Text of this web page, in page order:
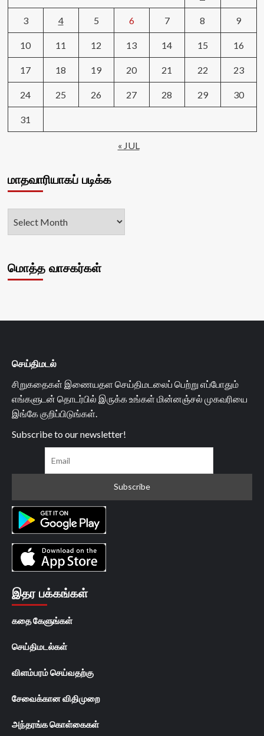
3 4 5 6 7 8 9
10 11 12 13 14 15 16
17 18 19 20 21 22 23
24 25 26 27 28 29 30
31
« JUL
மாதவாரியாகப் படிக்க
மொத்த வாசகர்கள்
செய்திமடல்
சிறுகதைகள் இணையதள செய்திமடலைப் பெற்று எப்போதும்
எங்களுடன் தொடர்பில் இருக்க உங்கள் மின்னஞ்சல் முகவரியை
இங்கே குறிப்பிடுங்கள்.
Subscribe to our newsletter!
இதர பக்கங்கள்
கதை கேளுங்கள்
செய்திமடல்கள்
விளம்பரம் செய்வதற்கு
சேவைக்கான விதிமுறை
அந்தரங்க கொள்கைகள்